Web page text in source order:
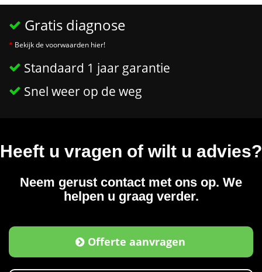
Gratis diagnose
* Bekijk de voorwaarden hier!
Standaard 1 jaar garantie
Snel weer op de weg
Heeft u vragen of wilt u advies?
Neem gerust contact met ons op. We
helpen u graag verder.
Offerte aanvragen